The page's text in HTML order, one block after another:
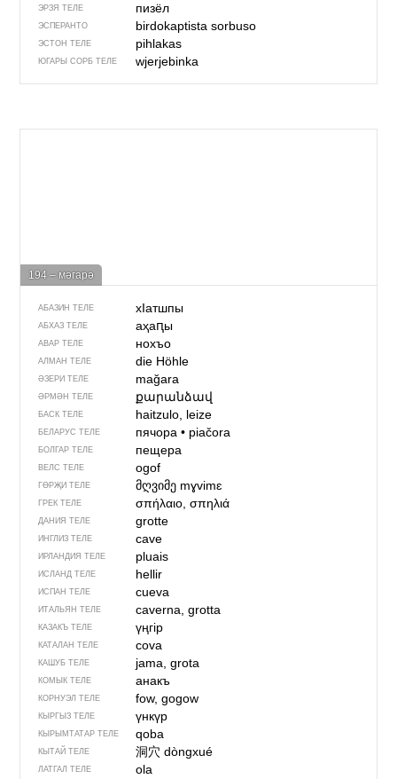
ЭРЗЯ ТЕЛЕ пизёл
ЭСПЕРАНТО birdokaptista sorbuso
ЭСТОН ТЕЛЕ pihlakas
ЮГАРЫ СОРБ ТЕЛЕ wjerjebinka
194 – мәгарә
АБАЗИН ТЕЛЕ хIатшпы
АБХАЗ ТЕЛЕ аҳаԥы
АВАР ТЕЛЕ нохъо
АЛМАН ТЕЛЕ die Höhle
ӘЗЕРИ ТЕЛЕ mağara
ӘРМӘН ТЕЛЕ քարանձավ
БАСК ТЕЛЕ haitzulo, leize
БЕЛАРУС ТЕЛЕ пячора• piačora
БОЛГАР ТЕЛЕ пещера
ВЕЛС ТЕЛЕ ogof
ГӨРҖИ ТЕЛЕ მღვიმე mɣvimɛ
ГРЕК ТЕЛЕ σπήλαιο, σπηλιά
ДАНИЯ ТЕЛЕ grotte
ИНГЛИЗ ТЕЛЕ cave
ИРЛАНДИЯ ТЕЛЕ pluais
ИСЛАНД ТЕЛЕ hellir
ИСПАН ТЕЛЕ cueva
ИТАЛЬЯН ТЕЛЕ caverna, grotta
КАЗАКЪ ТЕЛЕ үңгір
КАТАЛАН ТЕЛЕ cova
КАШУБ ТЕЛЕ jama, grota
КОМЫК ТЕЛЕ анакъ
КОРНУЭЛ ТЕЛЕ fow, gogow
КЫРГЫЗ ТЕЛЕ үнкүр
КЫРЫМТАТАР ТЕЛЕ qoba
КЫТАЙ ТЕЛЕ 洞穴dòngxué
ЛАТГАЛ ТЕЛЕ ola